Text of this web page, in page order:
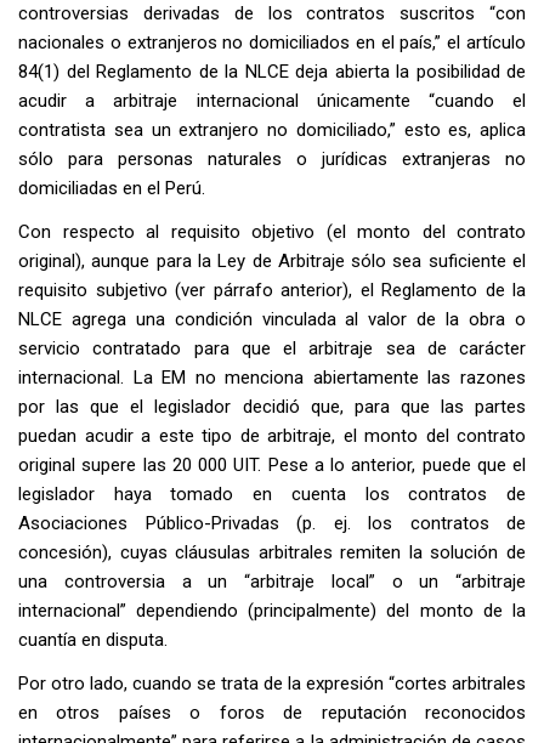
controversias derivadas de los contratos suscritos “con
nacionales o extranjeros no domiciliados en el país,” el artículo
84(1) del Reglamento de la NLCE deja abierta la posibilidad de
acudir a arbitraje internacional únicamente “cuando el
contratista sea un extranjero no domiciliado,” esto es, aplica
sólo para personas naturales o jurídicas extranjeras no
domiciliadas en el Perú.
Con respecto al requisito objetivo (el monto del contrato
original), aunque para la Ley de Arbitraje sólo sea suficiente el
requisito subjetivo (ver párrafo anterior), el Reglamento de la
NLCE agrega una condición vinculada al valor de la obra o
servicio contratado para que el arbitraje sea de carácter
internacional. La EM no menciona abiertamente las razones
por las que el legislador decidió que, para que las partes
puedan acudir a este tipo de arbitraje, el monto del contrato
original supere las 20 000 UIT. Pese a lo anterior, puede que el
legislador haya tomado en cuenta los contratos de
Asociaciones Público-Privadas (p. ej. los contratos de
concesión), cuyas cláusulas arbitrales remiten la solución de
una controversia a un “arbitraje local” o un “arbitraje
internacional” dependiendo (principalmente) del monto de la
cuantía en disputa.
Por otro lado, cuando se trata de la expresión “cortes arbitrales
en otros países o foros de reputación reconocidos